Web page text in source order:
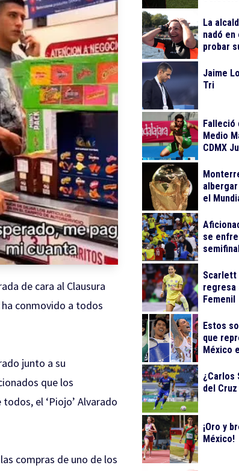
de cara al Clausura
conmovido a todos
junto a su
que los
el ‘Piojo’ Alvarado
compras de uno de los
La
nadó en
probar
Jaime
Tri
Falleció
Medio
CDMX
el
se
Scarlett
regresa
Femenil
Estos
que
México
¿Carlos
del
¡Oro y
México!